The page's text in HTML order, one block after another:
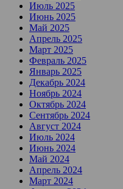
Июль 2025
Июнь 2025
Май 2025
Апрель 2025
Март 2025
Февраль 2025
Январь 2025
Декабрь 2024
Ноябрь 2024
Октябрь 2024
Сентябрь 2024
Август 2024
Июль 2024
Июнь 2024
Май 2024
Апрель 2024
Март 2024